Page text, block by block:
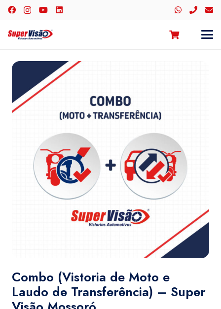
Combo (Vistoria de Moto e
Laudo de Transferência) – Super